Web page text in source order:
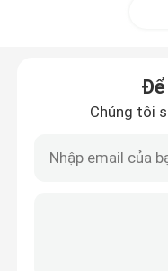
Để
Chúng tôi